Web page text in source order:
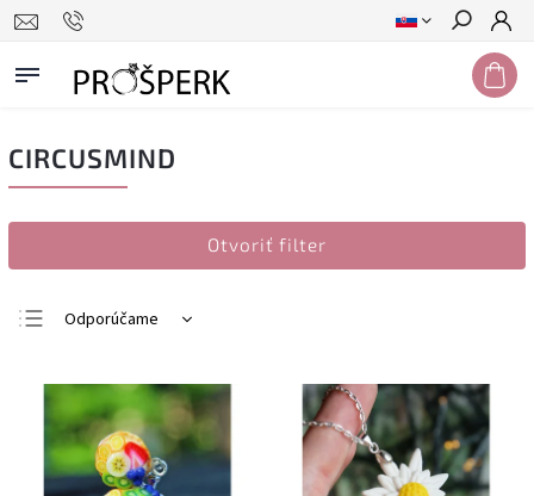
Hľadať
CIRCUSMIND
Otvoriť filter
Odporúčame
Najdrahšie
Najpredávanejšie
Abecedne